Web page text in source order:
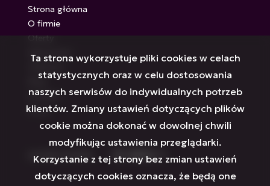
Strona główna
O firmie
Oferty
Zgłoszenia
Blog
Kontakt
Rodo
social media Facebook
Facebook
Facebook
Facebook
Facebook
Facebook
Ta strona wykorzystuje pliki cookies w celach
statystycznych oraz w celu dostosowania
naszych serwisów do indywidualnych potrzeb
klientów. Zmiany ustawień dotyczących plików
cookie można dokonać w dowolnej chwili
modyfikując ustawienia przeglądarki.
Korzystanie z tej strony bez zmian ustawień
dotyczących cookies oznacza, że będą one